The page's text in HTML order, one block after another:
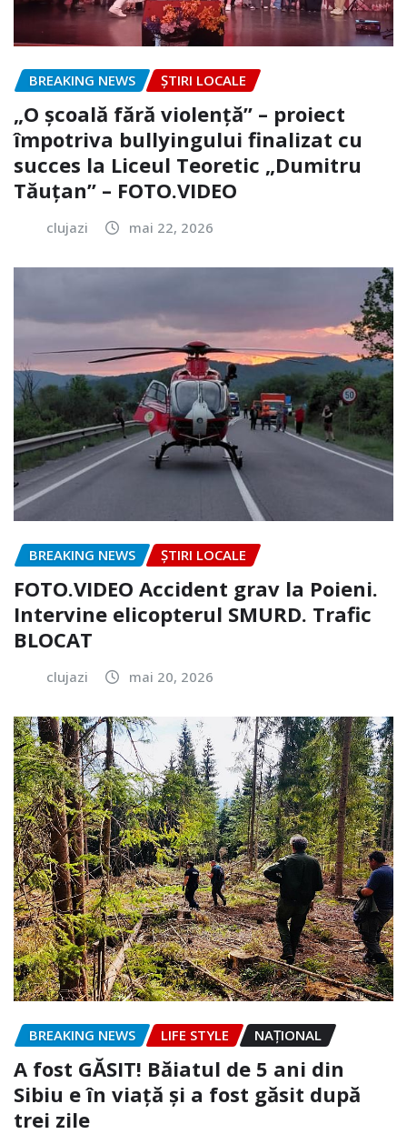
BREAKING NEWS ȘTIRI LOCALE
„O școală fără violență” – proiect
împotriva bullyingului finalizat cu
succes la Liceul Teoretic „Dumitru
Tăuțan” – FOTO.VIDEO
clujazi mai 22, 2026
BREAKING NEWS ȘTIRI LOCALE
FOTO.VIDEO Accident grav la Poieni.
Intervine elicopterul SMURD. Trafic
BLOCAT
clujazi mai 20, 2026
BREAKING NEWS LIFE STYLE NAŢIONAL
A fost GĂSIT! Băiatul de 5 ani din
Sibiu e în viață și a fost găsit după
trei zile